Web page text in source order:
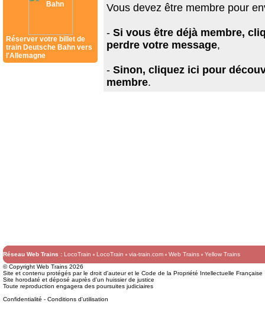
Réserver votre billet de
train Deutsche Bahn vers
l'Allemagne
Vous devez être membre pour
- Si vous être déjà membre,
perdre votre message,
- Sinon, cliquez ici pour
membre.
Réseau Web Trains : LocoTrain LocoTrain via-train.com Web Trains
Yellow Trains
© Copyright Web Trains 2026
Site et contenu protégés par le droit d'auteur et le Code de la Propriété Intellectuelle Française
Site horodaté et déposé auprès d'un huissier de justice
Toute reproduction engagera des poursuites judiciaires
Confidentialité - Conditions d'utilisation